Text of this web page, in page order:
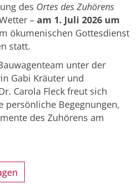
des Ortes des Zuhörens
– am 1. Juli 2026 um
ökumenischen Gottesdienst
statt.
unter der
Gabi Kräuter und
Carola Fleck freut sich
persönliche Begegnungen,
des Zuhörens am